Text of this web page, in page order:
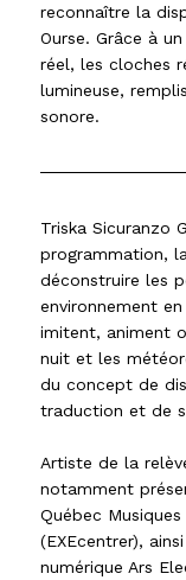
reconnaître la
Ourse. Grâce à
réel, les cloches
lumineuse,
sonore.
Triska Sicuranzo
programmation,
déconstruire les
environnement
imitent, animent
nuit et les
du concept de
traduction et de
Artiste de la
notamment
Québec
(EXEcentrer),
numérique Ars